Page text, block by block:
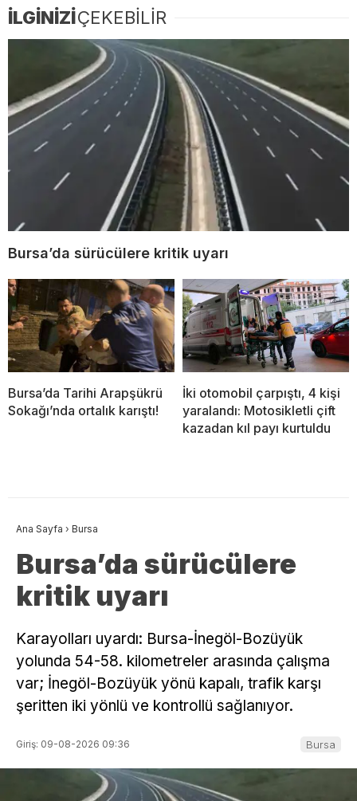
İLGİNİZİÇEKEBİLİR
Bursa’da sürücülere kritik uyarı
Bursa’da Tarihi Arapşükrü
Sokağı’nda ortalık karıştı!
İki otomobil çarpıştı, 4 kişi
yaralandı: Motosikletli çift
kazadan kıl payı kurtuldu
Ana Sayfa › Bursa
Bursa’da sürücülere
kritik uyarı
Karayolları uyardı: Bursa-İnegöl-Bozüyük
yolunda 54-58. kilometreler arasında çalışma
var; İnegöl-Bozüyük yönü kapalı, trafik karşı
şeritten iki yönlü ve kontrollü sağlanıyor.
Giriş: 09-08-2026 09:36 Bursa